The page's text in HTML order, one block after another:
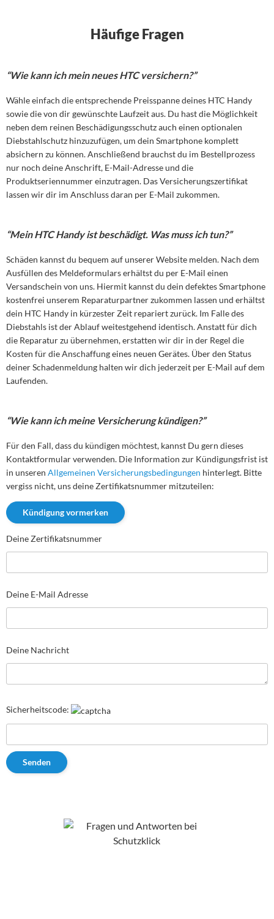
Häufige Fragen
“Wie kann ich mein neues HTC versichern?”
Wähle einfach die entsprechende Preisspanne deines HTC Handy
sowie die von dir gewünschte Laufzeit aus. Du hast die Möglichkeit
neben dem reinen Beschädigungsschutz auch einen optionalen
Diebstahlschutz hinzuzufügen, um dein Smartphone komplett
absichern zu können. Anschließend brauchst du im Bestellprozess
nur noch deine Anschrift, E-Mail-Adresse und die
Produktseriennummer einzutragen. Das Versicherungszertifikat
lassen wir dir im Anschluss daran per E-Mail zukommen.
“Mein HTC Handy ist beschädigt. Was muss ich tun?”
Schäden kannst du bequem auf unserer Website melden. Nach dem
Ausfüllen des Meldeformulars erhältst du per E-Mail einen
Versandschein von uns. Hiermit kannst du dein defektes Smartphone
kostenfrei unserem Reparaturpartner zukommen lassen und erhältst
dein HTC Handy in kürzester Zeit repariert zurück. Im Falle des
Diebstahls ist der Ablauf weitestgehend identisch. Anstatt für dich
die Reparatur zu übernehmen, erstatten wir dir in der Regel die
Kosten für die Anschaffung eines neuen Gerätes. Über den Status
deiner Schadenmeldung halten wir dich jederzeit per E-Mail auf dem
Laufenden.
“Wie kann ich meine Versicherung kündigen?”
Für den Fall, dass du kündigen möchtest, kannst Du gern dieses
Kontaktformular verwenden. Die Information zur Kündigungsfrist ist
in unseren Allgemeinen Versicherungsbedingungen hinterlegt. Bitte
vergiss nicht, uns deine Zertifikatsnummer mitzuteilen:
Deine Zertifikatsnummer
Deine E-Mail Adresse
Deine Nachricht
Sicherheitscode: